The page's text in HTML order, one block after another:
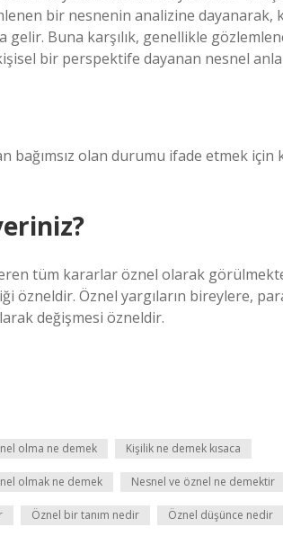
bir nesnenin analizine dayanarak,
Buna karşılık, genellikle
bir perspektife dayanan nesnel
olan durumu ifade etmek için
tüm kararlar öznel olarak
özneldir. Öznel yargıların bireylere,
değişmesi özneldir.
olma ne demek Kişilik ne demek kısaca
olmak ne demek Nesnel ve öznel ne demektir
Öznel bir tanım nedir Öznel düşünce nedir